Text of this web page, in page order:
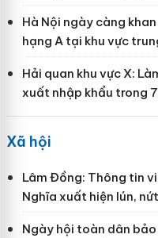
Hà Nội ngày càng
hạng A tại khu vực
Hải quan khu vực X:
xuất nhập khẩu trong
Xã hội
Lâm Đồng: Thông tin
Nghĩa xuất hiện lún,
Ngày hội toàn dân